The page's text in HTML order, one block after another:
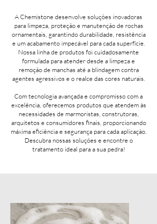
A Chemistone desenvolve soluções inovadoras
para limpeza, proteção e manutenção de rochas
ornamentais, garantindo durabilidade, resistência
e um acabamento impecável para cada superfície.
Nossa linha de produtos foi cuidadosamente
formulada para atender desde a limpeza e
remoção de manchas até a blindagem contra
agentes agressivos e o realce das cores naturais.
Com tecnologia avançada e compromisso com a
excelência, oferecemos produtos que atendem às
necessidades de marmoristas, construtoras,
arquitetos e consumidores finais, proporcionando
máxima eficiência e segurança para cada aplicação.
Descubra nossas soluções e encontre o
tratamento ideal para a sua pedra!